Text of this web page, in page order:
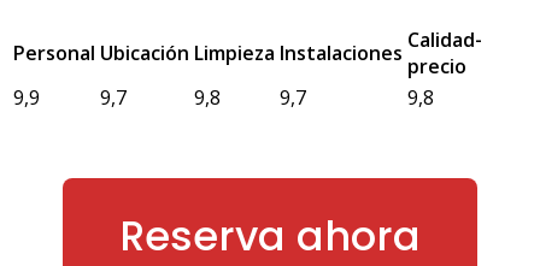
Personal Ubicación Limpieza Instalaciones Calidad-
precio
9,9
9,7 9,8 9,7 9,8
Reserva ahora